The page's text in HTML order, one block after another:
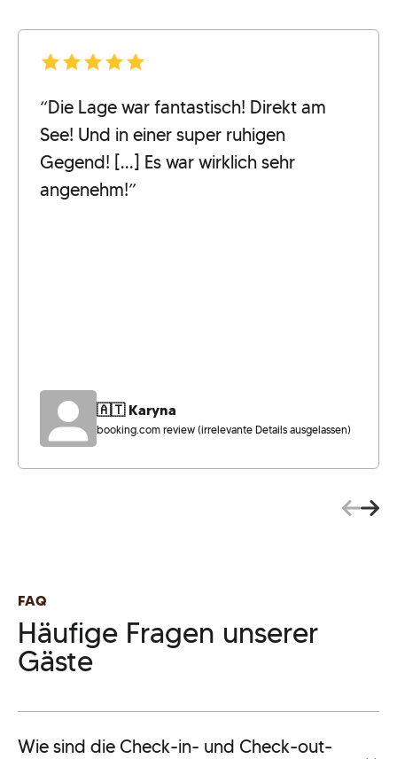
“Die Lage war fantastisch! Direkt am
See! Und in einer super ruhigen
Gegend! [...] Es war wirklich sehr
angenehm!”
🇦🇹 Karyna
booking.com review (irrelevante Details ausgelassen)
FAQ
Häufige Fragen unserer
Gäste
Wie sind die Check-in- und Check-out-